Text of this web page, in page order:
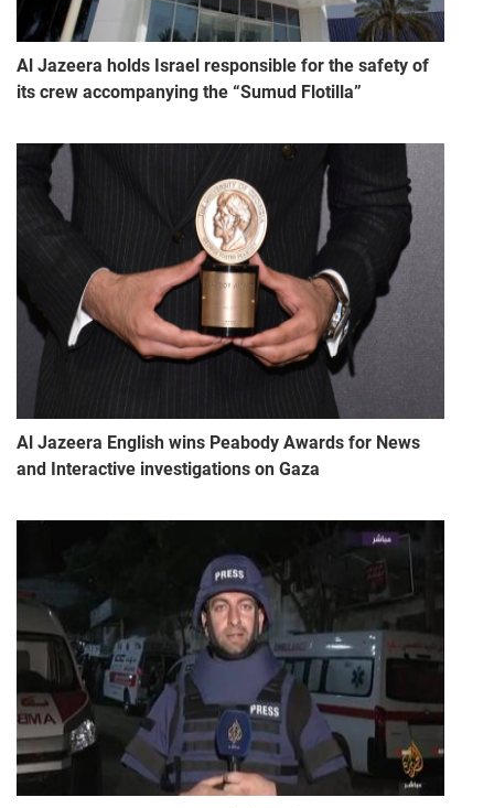
Al Jazeera holds Israel responsible for the safety of
its crew accompanying the “Sumud Flotilla”
Al Jazeera English wins Peabody Awards for News
and Interactive investigations on Gaza